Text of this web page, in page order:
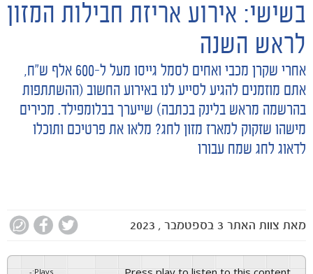
בשישי: אירוע אריזת חבילות המזון
לראש השנה
אחרי שקרן מכבי ואחים לסמל גייסו מעל ל-600 אלף ש"ח,
אתם מוזמנים להגיע לסייע לנו באירוע החשוב (ההשתתפות
בהרשמה מראש בלינק בכתבה) שייערך בבלומפילד. מכירים
מישהו שזקוק למארז מזון לחג? מלאו את פרטיכם ותוכלו
לדאוג לחג שמח עבורו
מאת צוות האתר 3 בספטמבר , 2023
Plays
:
-